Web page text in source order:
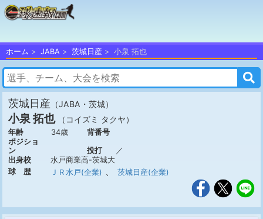
ホーム JABA 茨城日産 小泉 拓也
茨城日産 （JABA・茨城）
小泉 拓也 （コイズミ タクヤ）
年齢 34歳
背番号
ポジショ
ン
投打
／
出身校
水戸商業高-茨城大
球 歴
ＪＲ水戸(企業) 、 茨城日産(企業)